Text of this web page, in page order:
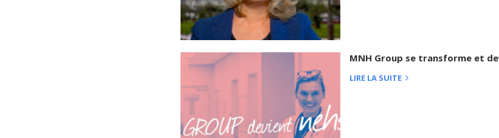
MNH Group se transforme et
LIRE LA SUITE